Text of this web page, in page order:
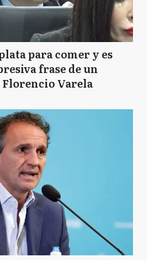
para comer y es
frase de un
Florencio Varela